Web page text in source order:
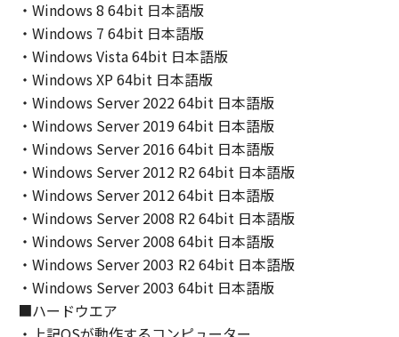
売代理店または販売店のいずれも、「本ソフト
ウェア」の使用または使用不能から生ずるいか
なる損害（逸失利益およびその他の派生的また
は付随的な損害を含むがこれらに限定されない
全ての損害を言います。）について、適用法で
認められる限り、一切の責任を負わないものと
します。たとえ、キヤノン、キヤノンのライセ
ンサー、キヤノンの子会社、キヤノンの関連会
社、それらの販売代理店または販売店がかかる
損害の可能性について知らされていた場合でも
同様です。
(3) キヤノン、キヤノンのライセンサー、キヤノ
ンの子会社、キヤノンの関連会社、それらの販
売代理店または販売店のいずれも、「本ソフト
ウェア」、または「本ソフトウェア」の使用に
・Windows 8 64bit 日本語版
・Windows 7 64bit 日本語版
・Windows Vista 64bit 日本語版
・Windows XP 64bit 日本語版
・Windows Server 2022 64bit 日本語版
・Windows Server 2019 64bit 日本語版
・Windows Server 2016 64bit 日本語版
・Windows Server 2012 R2 64bit 日本語版
・Windows Server 2012 64bit 日本語版
・Windows Server 2008 R2 64bit 日本語版
・Windows Server 2008 64bit 日本語版
・Windows Server 2003 R2 64bit 日本語版
・Windows Server 2003 64bit 日本語版
■ハードウエア